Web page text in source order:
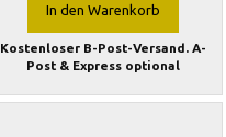
In den Warenkorb
Kostenloser B-Post-Versand. A-
Post & Express optional